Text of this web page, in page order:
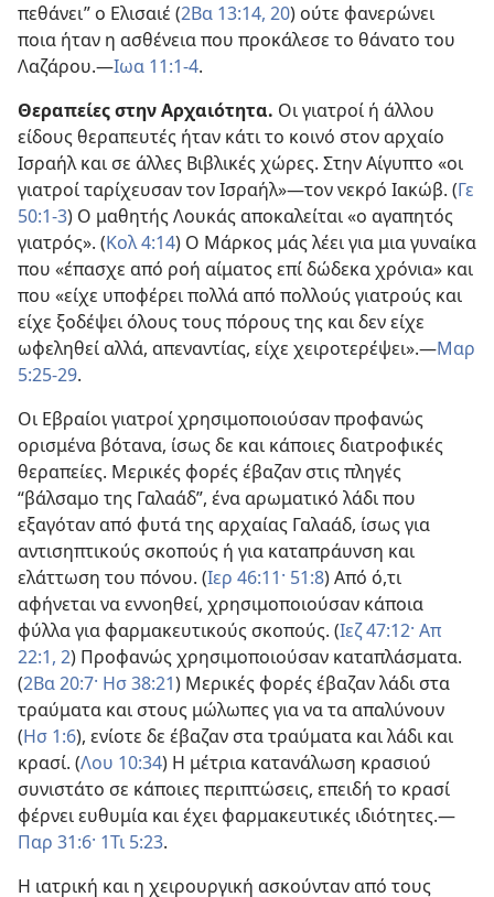
πεθάνει” ο Ελισαιέ (2Βα 13:14, 20) ούτε φανερώνει
ποια ήταν η ασθένεια που προκάλεσε το θάνατο του
Λαζάρου.—Ιωα 11:1-4.
Θεραπείες στην Αρχαιότητα. Οι γιατροί ή άλλου
είδους θεραπευτές ήταν κάτι το κοινό στον αρχαίο
Ισραήλ και σε άλλες Βιβλικές χώρες. Στην Αίγυπτο «οι
γιατροί ταρίχευσαν τον Ισραήλ»—τον νεκρό Ιακώβ. (Γε
50:1-3) Ο μαθητής Λουκάς αποκαλείται «ο αγαπητός
γιατρός». (Κολ 4:14) Ο Μάρκος μάς λέει για μια γυναίκα
που «έπασχε από ροή αίματος επί δώδεκα χρόνια» και
που «είχε υποφέρει πολλά από πολλούς γιατρούς και
είχε ξοδέψει όλους τους πόρους της και δεν είχε
ωφεληθεί αλλά, απεναντίας, είχε χειροτερέψει».—Μαρ
5:25-29.
Οι Εβραίοι γιατροί χρησιμοποιούσαν προφανώς
ορισμένα βότανα, ίσως δε και κάποιες διατροφικές
θεραπείες. Μερικές φορές έβαζαν στις πληγές
“βάλσαμο της Γαλαάδ”, ένα αρωματικό λάδι που
εξαγόταν από φυτά της αρχαίας Γαλαάδ, ίσως για
αντισηπτικούς σκοπούς ή για καταπράυνση και
ελάττωση του πόνου. (Ιερ 46:11· 51:8) Από ό,τι
αφήνεται να εννοηθεί, χρησιμοποιούσαν κάποια
φύλλα για φαρμακευτικούς σκοπούς. (Ιεζ 47:12· Απ
22:1, 2) Προφανώς χρησιμοποιούσαν καταπλάσματα.
(2Βα 20:7· Ησ 38:21) Μερικές φορές έβαζαν λάδι στα
τραύματα και στους μώλωπες για να τα απαλύνουν
(Ησ 1:6), ενίοτε δε έβαζαν στα τραύματα και λάδι και
κρασί. (Λου 10:34) Η μέτρια κατανάλωση κρασιού
συνιστάτο σε κάποιες περιπτώσεις, επειδή το κρασί
φέρνει ευθυμία και έχει φαρμακευτικές ιδιότητες.—
Παρ 31:6· 1Τι 5:23.
Η ιατρική και η χειρουργική ασκούνταν από τους